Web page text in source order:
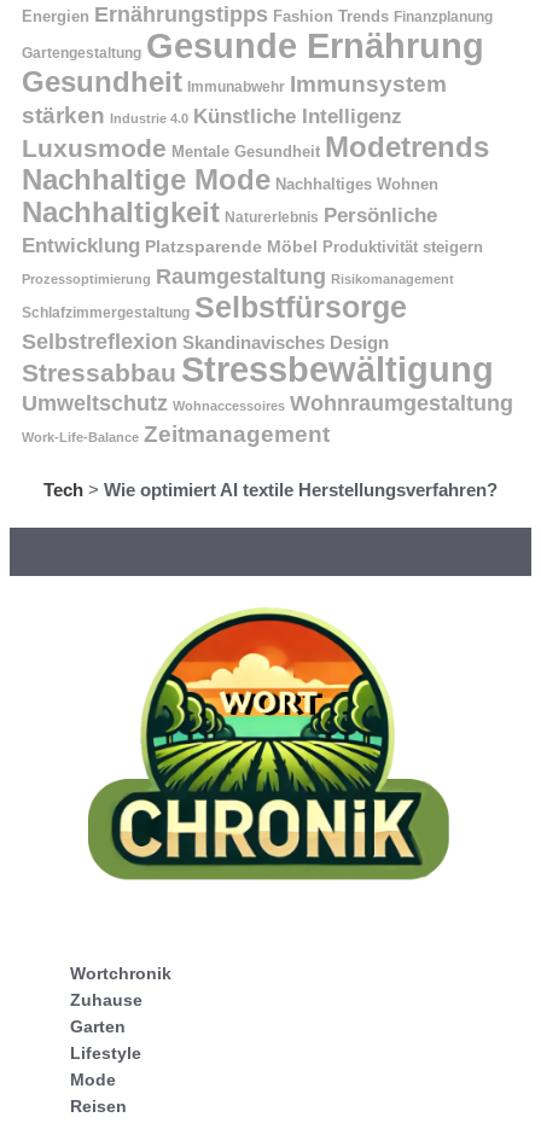
Energien Ernährungstipps Fashion Trends Finanzplanung
Gartengestaltung Gesunde Ernährung
Gesundheit Immunabwehr Immunsystem
stärken Industrie 4.0 Künstliche Intelligenz
Luxusmode Mentale Gesundheit Modetrends
Nachhaltige Mode Nachhaltiges Wohnen
Nachhaltigkeit Naturerlebnis Persönliche
Entwicklung Platzsparende Möbel Produktivität steigern
Prozessoptimierung Raumgestaltung Risikomanagement
Schlafzimmergestaltung Selbstfürsorge
Selbstreflexion Skandinavisches Design
Stressabbau Stressbewältigung
Umweltschutz Wohnaccessoires Wohnraumgestaltung
Work-Life-Balance Zeitmanagement
Tech > Wie optimiert AI textile Herstellungsverfahren?
Wortchronik
Zuhause
Garten
Lifestyle
Mode
Reisen